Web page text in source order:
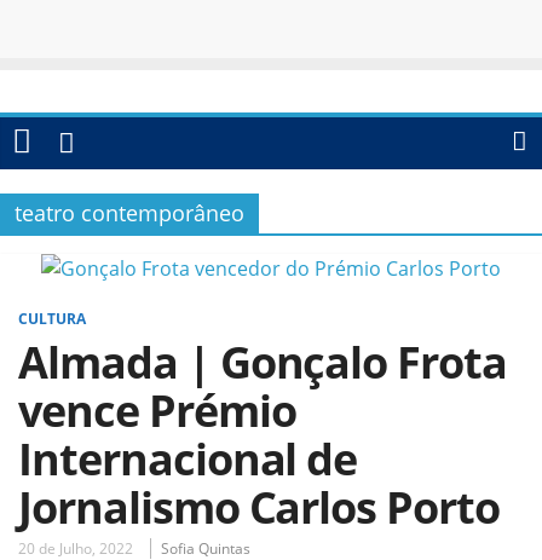
teatro contemporâneo
CULTURA
Almada | Gonçalo Frota
vence Prémio
Internacional de
Jornalismo Carlos Porto
20 de Julho, 2022 Sofia Quintas